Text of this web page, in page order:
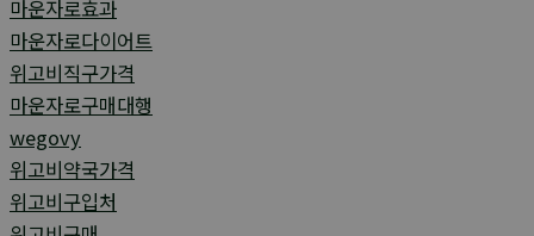
마운자로효과
마운자로다이어트
위고비직구가격
마운자로구매대행
wegovy
위고비약국가격
위고비구입처